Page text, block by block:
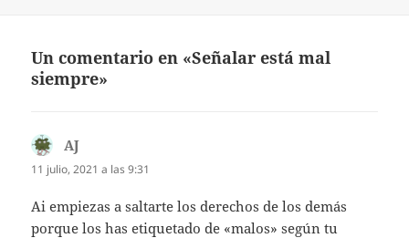
Un comentario en «Señalar está mal
siempre»
AJ
11 julio, 2021 a las 9:31
Ai empiezas a saltarte los derechos de los demás
porque los has etiquetado de «malos» según tu